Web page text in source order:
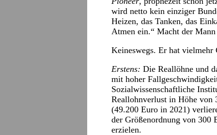
wird netto kein einziger
Heizen, das Tanken, das
Atmen ein.“ Macht der
Keineswegs. Er hat vielmehr
Erstens: Die Reallöhne und
mit hoher
Sozialwissenschaftliche
Reallohnverlust in Höhe von
(49.200 Euro in 2021)
der Größenordnung von 300
erzielen.